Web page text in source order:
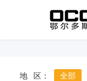
地 区： 全部